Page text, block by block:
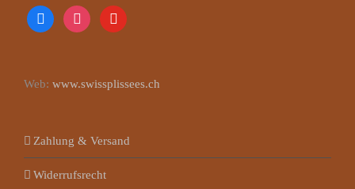
facebookinstagramyoutube
Web: www.swissplissees.ch
Zahlung & Versand
Widerrufsrecht